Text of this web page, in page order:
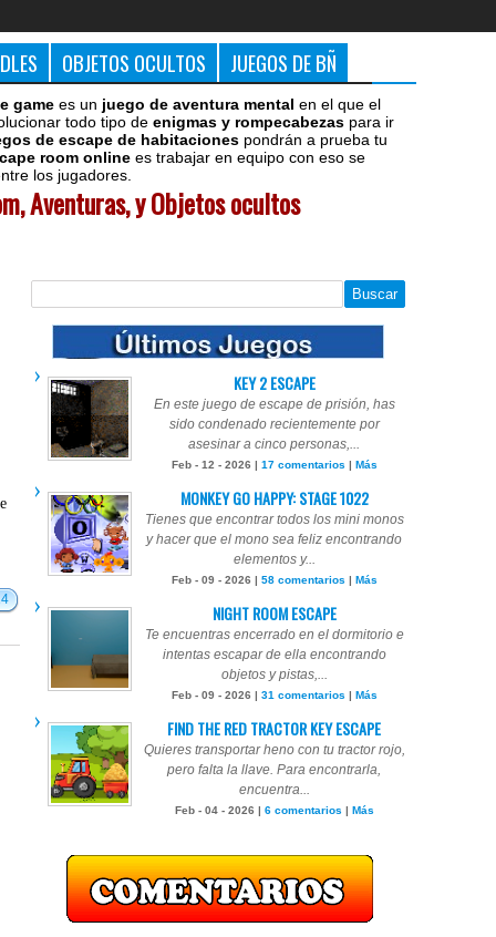
OBJETOS OCULTOS JUEGOS DE BÑ
game es un juego de aventura mental en el que el
todo tipo de enigmas y rompecabezas para ir
de escape de habitaciones pondrán a prueba tu
room online es trabajar en equipo con eso se
los jugadores.
Aventuras, y Objetos ocultos
KEY 2 ESCAPE
En este juego de escape de prisión, has
sido condenado recientemente por
asesinar a cinco personas,...
Feb - 12 - 2026 | 17 comentarios | Más
MONKEY GO HAPPY: STAGE 1022
Tienes que encontrar todos los mini monos
y hacer que el mono sea feliz encontrando
elementos y...
Feb - 09 - 2026 | 58 comentarios | Más
NIGHT ROOM ESCAPE
Te encuentras encerrado en el dormitorio e
intentas escapar de ella encontrando
objetos y pistas,...
Feb - 09 - 2026 | 31 comentarios | Más
FIND THE RED TRACTOR KEY ESCAPE
Quieres transportar heno con tu tractor rojo,
pero falta la llave. Para encontrarla,
encuentra...
Feb - 04 - 2026 | 6 comentarios | Más